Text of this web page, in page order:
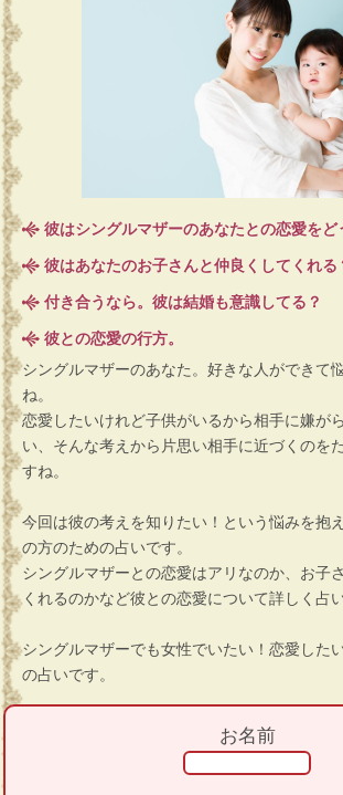
彼はシングルマザーのあなたとの恋愛をど
彼はあなたのお子さんと仲良くしてくれる
付き合うなら。彼は結婚も意識してる？
彼との恋愛の行方。
シングルマザーのあなた。好きな人ができて
ね。
恋愛したいけれど子供がいるから相手に嫌が
い、そんな考えから片思い相手に近づくのを
すね。
今回は彼の考えを知りたい！という悩みを抱
の方のための占いです。
シングルマザーとの恋愛はアリなのか、お子
くれるのかなど彼との恋愛について詳しく占
シングルマザーでも女性でいたい！恋愛した
の占いです。
お名前